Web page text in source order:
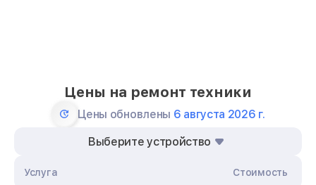
Цены на ремонт техники
Цены обновлены 6 августа 2026 г.
Выберите устройство
Услуга Стоимость